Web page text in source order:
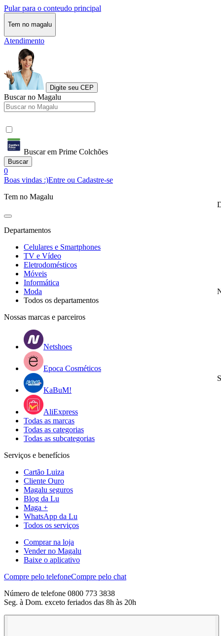
Pular para o conteudo principal
Tem no magalu
Atendimento
Digite seu CEP
Buscar no Magalu
Buscar em Prime Colchões
Buscar
0
Boas vindas :)Entre ou Cadastre-se
Tem no Magalu
Departamentos
Celulares e Smartphones
TV e Vídeo
Eletrodomésticos
Móveis
Informática
Moda
Todos os departamentos
Nossas marcas e parceiros
Netshoes
Epoca Cosméticos
KaBuM!
AliExpress
Todas as marcas
Todas as categorias
Todas as subcategorias
Serviços e benefícios
Cartão Luiza
Cliente Ouro
Magalu seguros
Blog da Lu
Maga +
WhatsApp da Lu
Todos os serviços
Comprar na loja
Vender no Magalu
Baixe o aplicativo
Compre pelo telefoneCompre pelo chat
Número de telefone 0800 773 3838
Seg. à Dom. exceto feriados das 8h às 20h